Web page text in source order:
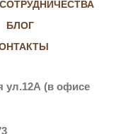
БЛОГ
ул.12А (в офисе